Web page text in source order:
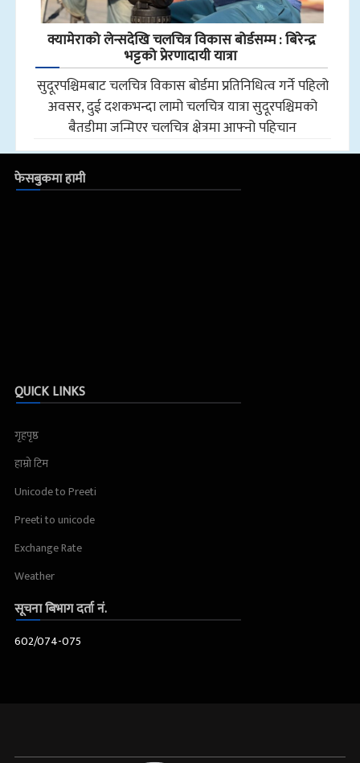
क्यामेराको लेन्सदेखि चलचित्र विकास बोर्डसम्म : बिरेन्द्र
भट्टको प्रेरणादायी यात्रा
सुदूरपश्चिमबाट चलचित्र विकास बोर्डमा प्रतिनिधित्व गर्ने पहिलो
अवसर, दुई दशकभन्दा लामो चलचित्र यात्रा सुदूरपश्चिमको
बैतडीमा जन्मिएर चलचित्र क्षेत्रमा आफ्नो पहिचान
फेसबुकमा हामी
QUICK LINKS
गृहपृष्ठ
हाम्रो टिम
Unicode to Preeti
Preeti to unicode
Exchange Rate
Weather
सूचना बिभाग दर्ता नं.
602/074-075